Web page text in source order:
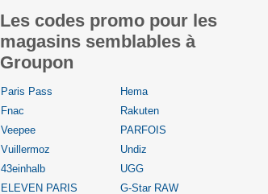
Les codes promo pour les
magasins semblables à
Groupon
Paris Pass
Hema
Fnac
Rakuten
Veepee
PARFOIS
Vuillermoz
Undiz
43einhalb
UGG
ELEVEN PARIS
G-Star RAW